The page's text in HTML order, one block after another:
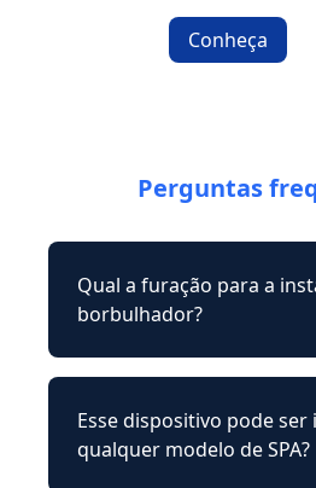
Conheça
Perguntas
Qual a furação para a
borbulhador?
Esse dispositivo pode ser
qualquer modelo de SPA?